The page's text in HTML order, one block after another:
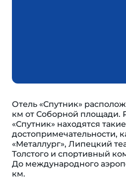
Отель «Спутник»
км от Соборной площади.
«Спутник» находятся такие
достопримечательности,
«Металлург», Липецкий
Толстого и спортивный
До международного
км.